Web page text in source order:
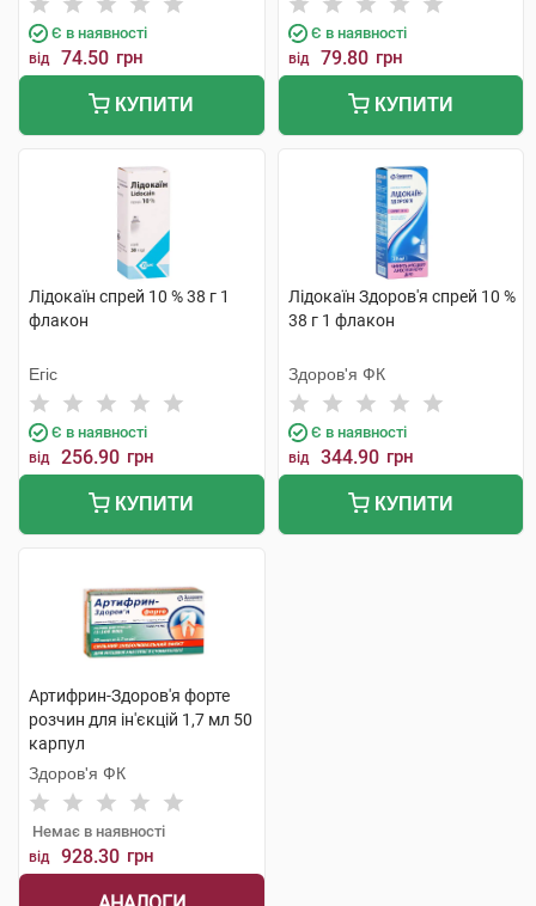
Є в наявності
від 74.50 грн
КУПИТИ
Є в наявності
від 79.80 грн
КУПИТИ
Лідокаїн спрей 10 % 38 г 1
флакон
Егіс
Є в наявності
від 256.90 грн
КУПИТИ
Лідокаїн Здоров'я спрей 10 %
38 г 1 флакон
Здоров'я ФК
Є в наявності
від 344.90 грн
КУПИТИ
Артифрин-Здоров'я форте
розчин для ін'єкцій 1,7 мл 50
карпул
Здоров'я ФК
Немає в наявності
від 928.30 грн